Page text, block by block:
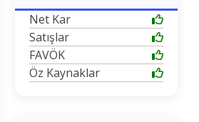
6 AY
1 YIL
0.92 -19.32
-3.35 24.78
Net Kar
Satışlar
FAVÖK
Öz Kaynaklar